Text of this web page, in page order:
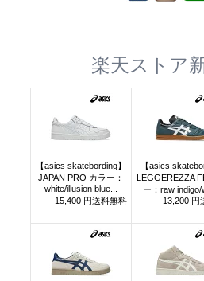
楽天ストア